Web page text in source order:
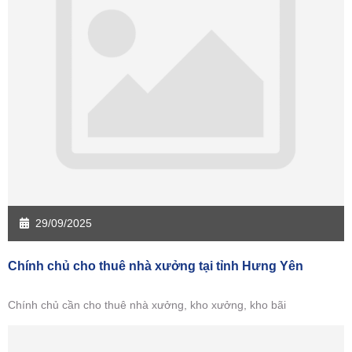
29/09/2025
Chính chủ cho thuê nhà xưởng tại tỉnh Hưng Yên
Chính chủ cần cho thuê nhà xưởng, kho xưởng, kho bãi